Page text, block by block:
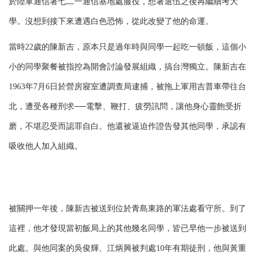
學。沒想到接下來遭遇白色恐怖，從此改變了他的命運。
當時22歲的陳新吉，原本只是過年時與同學一起吃一頓飯，這個小
小的同學聚餐被指控為開會討論發展組織，搞台灣獨立。陳新吉在
1963年7月6日於營房寢室遭調查局逮捕，被拖上軍用吉普車帶往台
北，遭受各種刑求──電擊、鞭打、疲勞訊問，讓他身心靈飽受折
磨，不堪忍受而認罪自白。他還被逼迫作證告發其他同學，承認有
吸收他人加入組織。
被關押一年後，陳新吉被送到位於青島東路的軍法處看守所。到了
這裡，他才發現當初飯局上的其他幾名同學，皆已早他一步被送到
此處。與他同案的吳俊輝、江炳興被判處10年有期徒刑，他與黃重